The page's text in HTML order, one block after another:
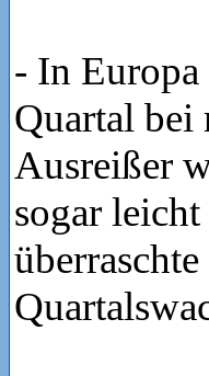
- In Europa
Quartal bei
Ausreißer
sogar